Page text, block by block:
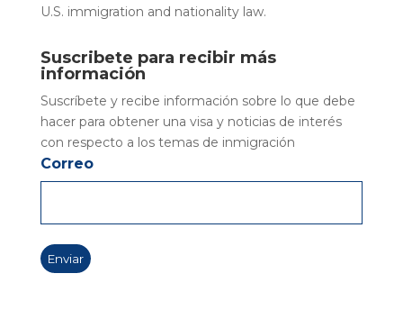
U.S. immigration and nationality law.
Suscribete para recibir más
información
Suscríbete y recibe información sobre lo que debe
hacer para obtener una visa y noticias de interés
con respecto a los temas de inmigración
Correo